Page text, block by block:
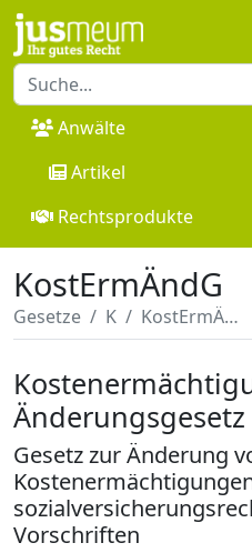
Anwälte
Artikel
Rechtsprodukte
KostErmÄndG
Gesetze K KostErmÄndG
Änderungsgesetz
Gesetz zur Änderung
Vorschriften